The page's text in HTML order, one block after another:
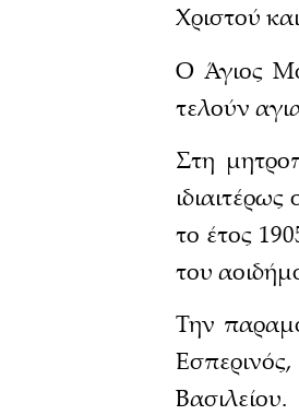
Χριστού
Ο Άγιος
τελούν
Στη
το έτος
του
Την
Βασιλείου.